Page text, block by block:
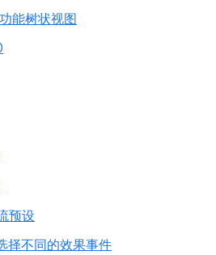
能树状视图
预设
择不同的效果事件